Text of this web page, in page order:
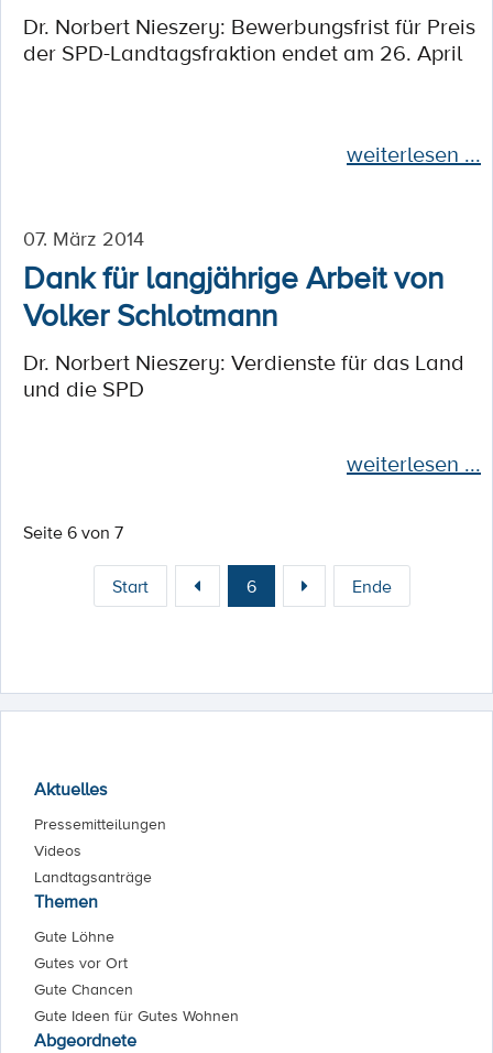
Dr. Norbert Nieszery: Bewerbungsfrist für Preis
der SPD-Landtagsfraktion endet am 26. April
weiterlesen ...
07. März 2014
Dank für langjährige Arbeit von
Volker Schlotmann
Dr. Norbert Nieszery: Verdienste für das Land
und die SPD
weiterlesen ...
Seite 6 von 7
Start 6 Ende
Aktuelles
Pressemitteilungen
Videos
Landtagsanträge
Themen
Gute Löhne
Gutes vor Ort
Gute Chancen
Gute Ideen für Gutes Wohnen
Abgeordnete